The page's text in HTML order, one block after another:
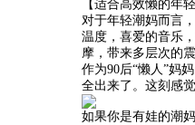
【适合高效懒的年
对于年轻潮妈而言
温度，喜爱的音乐
摩，带来多层次的震
作为90后“懒人”妈
全出来了。这刻感
如果你是有娃的潮